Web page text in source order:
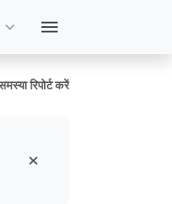
बदलें: सिस्टम थीम
रिपोर्ट करें